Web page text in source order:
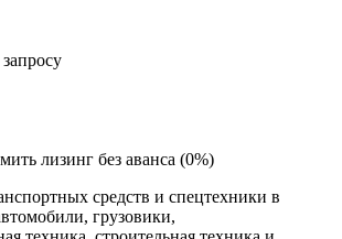
лизинг без аванса (0%)
средств и спецтехники в
грузовики,